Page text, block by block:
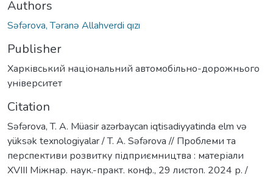
Authors
Səfərova, Təranə Allahverdi qızı
Publisher
Харківський національний автомобільно-дорожнього
університет
Citation
Səfərova, T. A. Мüasir azərbaycan iqtisadiyyatinda elm və
yüksək texnologiyalar / T. A. Səfərova // Проблеми та
перспективи розвитку підприємництва : матеріали
ХVІІI Міжнар. наук.-практ. конф., 29 листоп. 2024 р. /